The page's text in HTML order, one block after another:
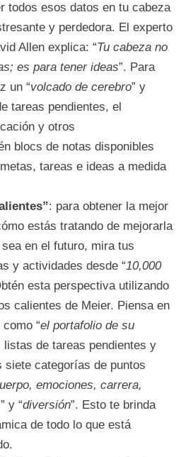
todos esos datos en tu cabeza
y perdedora. El experto
Allen explica: “Tu cabeza no
es para tener ideas”. Para
un “volcado de cerebro” y
tareas pendientes, el
y otros
blocs de notas disponibles
tareas e ideas a medida
: para obtener la mejor
estás tratando de mejorarla
en el futuro, mira tus
y actividades desde “10,000
esta perspectiva utilizando
calientes de Meier. Piensa en
“el portafolio de su
listas de tareas pendientes y
categorías de puntos
emociones, carrera,
” y “diversión”. Esto te brinda
de todo lo que está